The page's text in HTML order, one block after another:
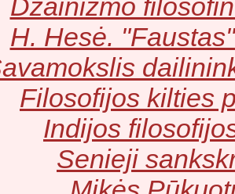
Džainizmo
H. Hesė.
Filosofijos kilties
Indijos
Senieji